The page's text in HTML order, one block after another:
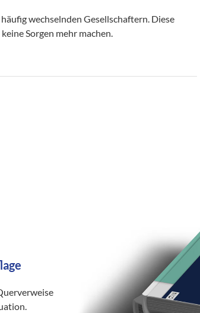
wechselnden Gesellschaftern. Diese
Sorgen mehr machen.